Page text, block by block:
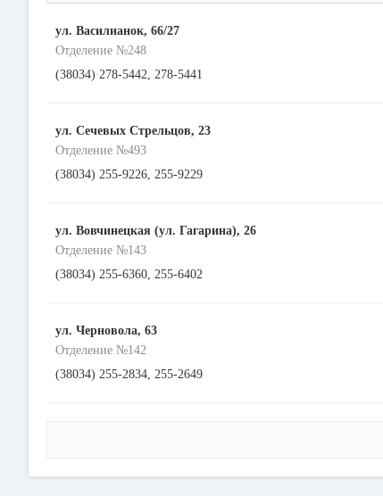
ул. Василианок, 66/27
Отделение №248
(38034) 278-5442, 278-5441
ул. Сечевых Стрельцов, 23
Отделение №493
(38034) 255-9226, 255-9229
ул. Вовчинецкая (ул. Гагарина), 26
Отделение №143
(38034) 255-6360, 255-6402
ул. Черновола, 63
Отделение №142
(38034) 255-2834, 255-2649